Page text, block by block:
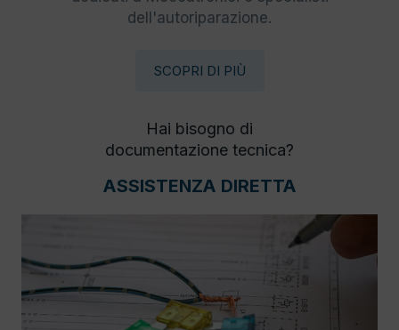
dell'autoriparazione.
SCOPRI DI PIÙ
Hai bisogno di
documentazione tecnica?
ASSISTENZA DIRETTA